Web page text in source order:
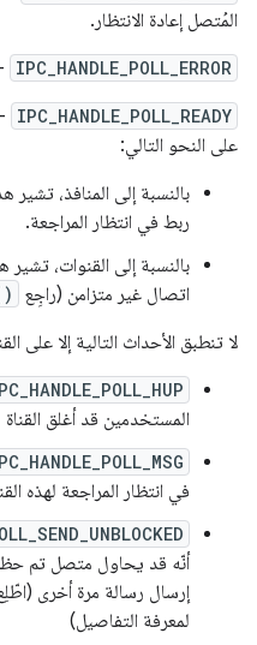
المُتصل إعادة الانتظار.
IPC_HANDLE_POLL_ERROR
IPC_HANDLE_POLL_READY
على النحو التالي:
بالنسبة إلى المنافذ، تشير
ربط في انتظار المراجعة.
بالنسبة إلى القنوات، تشير
اتصال غير متزامن (راجِع
لا تنطبق الأحداث التالية إلا على
المستخدمين قد أغلق القناة
في انتظار المراجعة لهذه
أنّه قد يحاول متصل تم
إرسال رسالة مرة أخرى
لمعرفة التفاصيل)